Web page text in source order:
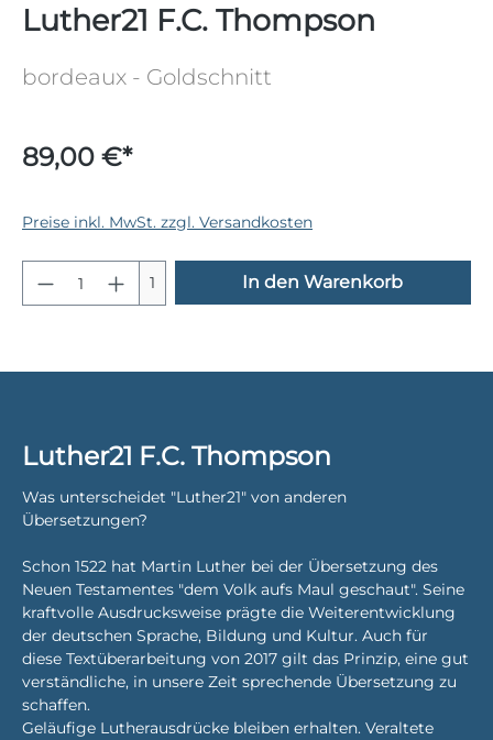
Luther21 F.C. Thompson
bordeaux - Goldschnitt
89,00 €*
Preise inkl. MwSt. zzgl. Versandkosten
Produkt Anzahl: Gib den
1 In den Warenkorb
Luther21 F.C. Thompson
Was unterscheidet "Luther21" von anderen
Übersetzungen?
Schon 1522 hat Martin Luther bei der Übersetzung des
Neuen Testamentes "dem Volk aufs Maul geschaut". Seine
kraftvolle Ausdrucksweise prägte die Weiterentwicklung
der deutschen Sprache, Bildung und Kultur. Auch für
diese Textüberarbeitung von 2017 gilt das Prinzip, eine gut
verständliche, in unsere Zeit sprechende Übersetzung zu
schaffen.
Geläufige Lutherausdrücke bleiben erhalten. Veraltete